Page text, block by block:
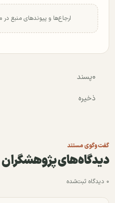
ارجاع‌ها و پیوندهای منبع
۰پسند
ذخیره
گفت‌وگوی مستند
دیدگاه‌های پژوهشگران
۰ دیدگاه ثبت‌شده